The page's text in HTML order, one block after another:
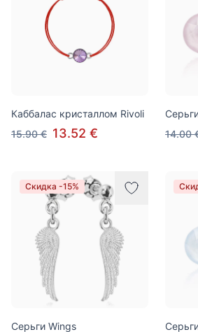
Каббалас кристаллом Rivoli
15.90 € 13.52 €
14.00
Скидка -15%
Серьги Wings